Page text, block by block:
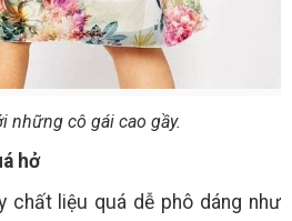
những cô gái cao gầy.
hở
chất liệu quá dễ phô dáng như